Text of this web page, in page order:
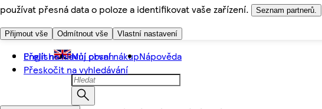
používat přesná data o poloze a identifikovat vaše zařízení.
Seznam partnerů.
Přijmout vše Odmítnout vše Vlastní nastavení
Přejít na hlavní obsah
Přeskočit na vyhledávání
English Můj první nákupNápověda